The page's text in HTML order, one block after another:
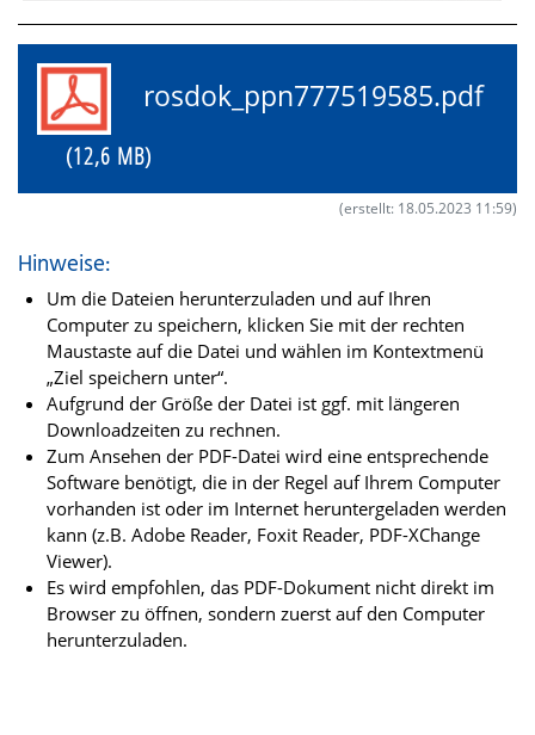
rosdok_ppn777519585.pdf
(12,6 MB)
(erstellt: 18.05.2023 11:59)
Hinweise:
Um die Dateien herunterzuladen und auf Ihren
Computer zu speichern, klicken Sie mit der rechten
Maustaste auf die Datei und wählen im Kontextmenü
„Ziel speichern unter“.
Aufgrund der Größe der Datei ist ggf. mit längeren
Downloadzeiten zu rechnen.
Zum Ansehen der PDF-Datei wird eine entsprechende
Software benötigt, die in der Regel auf Ihrem Computer
vorhanden ist oder im Internet heruntergeladen werden
kann (z.B. Adobe Reader, Foxit Reader, PDF-XChange
Viewer).
Es wird empfohlen, das PDF-Dokument nicht direkt im
Browser zu öffnen, sondern zuerst auf den Computer
herunterzuladen.